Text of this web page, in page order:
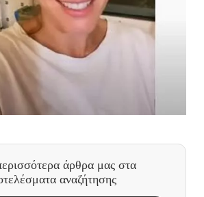
άρθρα μας στα
αναζήτησης